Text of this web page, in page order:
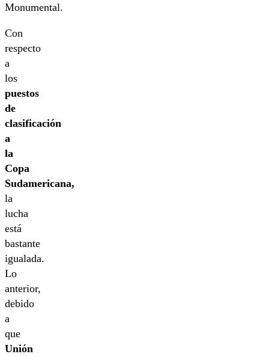
Monumental.
Con
respecto
a
los
puestos
de
clasificación
a
la
Copa
Sudamericana,
la
lucha
está
bastante
igualada.
Lo
anterior,
debido
a
que
Unión